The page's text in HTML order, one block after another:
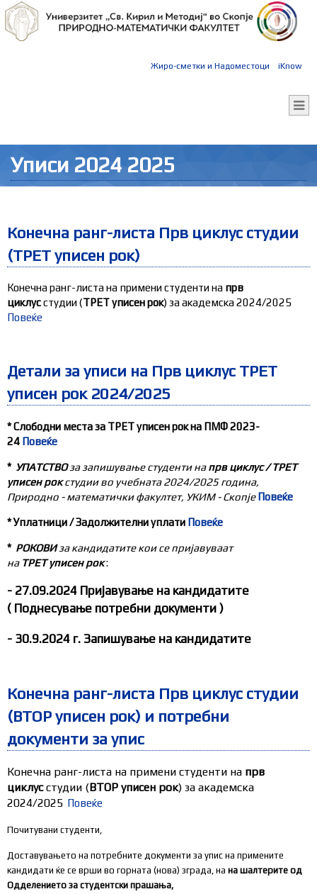
Жиро-сметки и Надоместоци iKnow
Уписи 2024 2025
Конечна ранг-листа Прв циклус студии
(ТРЕТ уписен рок)
Конечна ранг-листа на примени студенти на прв
циклусстудии (ТРЕТ уписен рок) за академска 2024/2025
Повеќе
Детали за уписи на Прв циклус ТРЕТ
уписен рок 2024/2025
* Слободни места за ТРЕТ уписен рок на ПМФ 2023-
24 Повеќе
* УПАТСТВОза запишување студенти напрв циклус / ТРЕТ
уписен рокстудии во учебната 2024/2025година,
Природно - математички факултет, УКИМ - Скопје Повеќе
* Уплатници / Задолжителни уплати Повеќе
* РОКОВИ за кандидатите кои се пријавуваат
на ТРЕТ уписен рок:
- 27.09.2024 Пријавување на кандидатите
( Поднесување потребни документи )
- 30.9.2024 г. Запишување на кандидатите
Конечна ранг-листа Прв циклус студии
(ВТОР уписен рок) и потребни
документи за упис
Конечна ранг-листа на примени студенти на прв
циклусстудии (ВТОР уписен рок) за академска
2024/2025 Повеќе
Почитувани студенти,
Доставувањето на потребните документи за упис на примените
кандидати ќе се врши во горната (нова) зграда, на на шалтерите од
Одделението за студентски прашања,